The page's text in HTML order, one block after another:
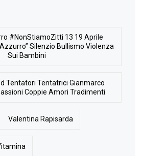
#NonStiamoZitti 13 19 Aprile
Silenzio Bullismo Violenza
Sui Bambini
Tentatori Tentatrici Gianmarco
Coppie Amori Tradimenti
Valentina Rapisarda